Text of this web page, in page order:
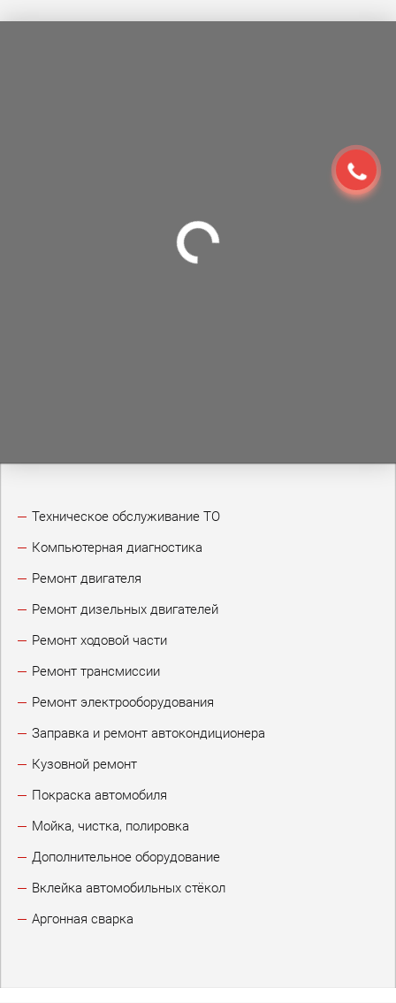
Техническое обслуживание ТО
Компьютерная диагностика
Ремонт двигателя
Ремонт дизельных двигателей
Ремонт ходовой части
Ремонт трансмиссии
Ремонт электрооборудования
Заправка и ремонт автокондиционера
Кузовной ремонт
Покраска автомобиля
Мойка, чистка, полировка
Дополнительное оборудование
Вклейка автомобильных стёкол
Аргонная сварка